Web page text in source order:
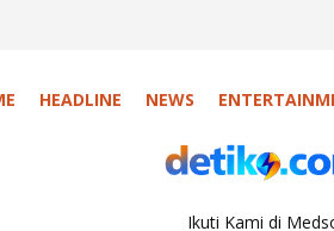
HEADLINE NEWS
Ikuti Kami di